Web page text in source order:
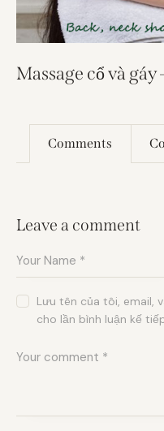
Massage cổ và
Comments
Leave a comment
Lưu tên của tôi, email,
cho lần bình luận kế